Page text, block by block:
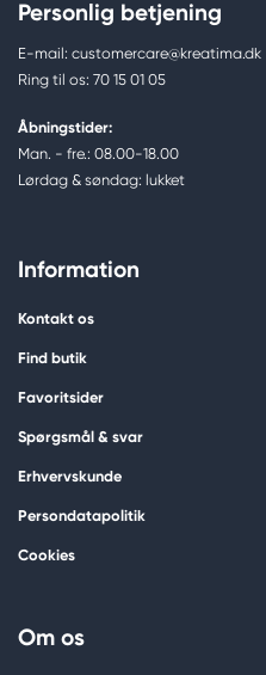
Personlig betjening
E-mail: customercare@kreatima.dk
Ring til os: 70 15 01 05
Åbningstider:
Man. - fre.: 08.00-18.00
Lørdag & søndag: lukket
Information
Kontakt os
Find butik
Favoritsider
Spørgsmål & svar
Erhvervskunde
Persondatapolitik
Cookies
Om os